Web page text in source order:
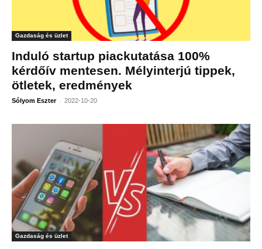
Gazdaság és üzlet
Induló startup piackutatása 100%
kérdőív mentesen. Mélyinterjú tippek,
ötletek, eredmények
Sólyom Eszter - 2022-10-20
Gazdaság és üzlet